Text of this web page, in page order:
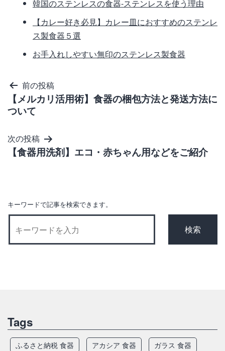
韓国のステンレスの食器-ステンレスを使う理由
【カレー好き必見】カレー皿におすすめのステンレ
ス製食器５選
お手入れしやすい無印のステンレス製食器
投
稿
ナ
ビ
ゲ
ョ
ン
前の投稿
【メルカリ活用術】食器の梱包方法と発送方法に
ついて
次の投稿
【食器用洗剤】エコ・赤ちゃん用などをご紹介
キーワードで記事を検索できます。
Tags
ふるさと納税 食器 アカシア 食器
ガラス 食器